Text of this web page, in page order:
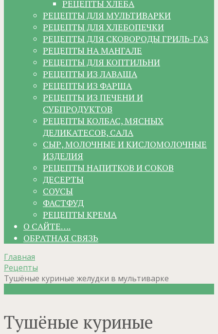
РЕЦЕПТЫ ХЛЕБА
РЕЦЕПТЫ ДЛЯ МУЛЬТИВАРКИ
РЕЦЕПТЫ ДЛЯ ХЛЕБОПЕЧКИ
РЕЦЕПТЫ ДЛЯ СКОВОРОДЫ ГРИЛЬ-ГАЗ
РЕЦЕПТЫ НА МАНГАЛЕ
РЕЦЕПТЫ ДЛЯ КОПТИЛЬНИ
РЕЦЕПТЫ ИЗ ЛАВАША
РЕЦЕПТЫ ИЗ ФАРША
РЕЦЕПТЫ ИЗ ПЕЧЕНИ И
СУБПРОДУКТОВ
РЕЦЕПТЫ КОЛБАС, МЯСНЫХ
ДЕЛИКАТЕСОВ, САЛА
СЫР, МОЛОЧНЫЕ И КИСЛОМОЛОЧНЫЕ
ИЗДЕЛИЯ
РЕЦЕПТЫ НАПИТКОВ И СОКОВ
ДЕСЕРТЫ
СОУСЫ
ФАСТФУД
РЕЦЕПТЫ КРЕМА
О САЙТЕ….
ОБРАТНАЯ СВЯЗЬ
Главная
Рецепты
Тушёные куриные желудки в мультиварке
Тушёные куриные